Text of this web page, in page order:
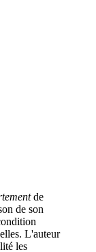
de
de son
L'auteur
les